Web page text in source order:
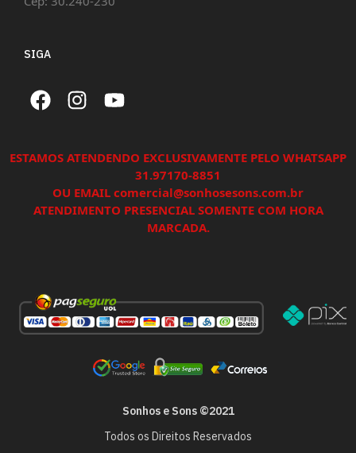
SIGA
ESTAMOS ATENDENDO EXCLUSIVAMENTE PELO WHATSAPP
31.97170-8851
OU EMAIL comercial@sonhosesons.com.br
ATENDIMENTO PRESENCIAL SOMENTE COM HORA
MARCADA.
Sonhos e Sons ©2021
Todos os Direitos Reservados